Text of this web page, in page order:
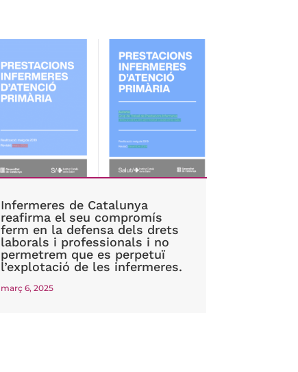
Infermeres de Catalunya
reafirma el seu compromís
ferm en la defensa dels drets
laborals i professionals i no
permetrem que es perpetuï
l’explotació de les infermeres.
març 6, 2025